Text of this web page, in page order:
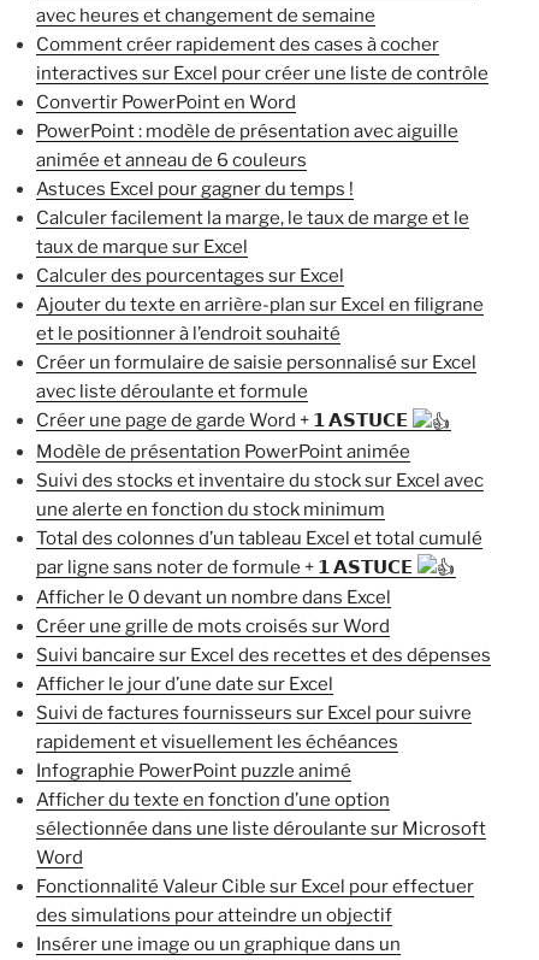
avec heures et changement de semaine
Comment créer rapidement des cases à cocher
interactives sur Excel pour créer une liste de contrôle
Convertir PowerPoint en Word
PowerPoint : modèle de présentation avec aiguille
animée et anneau de 6 couleurs
Astuces Excel pour gagner du temps !
Calculer facilement la marge, le taux de marge et le
taux de marque sur Excel
Calculer des pourcentages sur Excel
Ajouter du texte en arrière-plan sur Excel en filigrane
et le positionner à l’endroit souhaité
Créer un formulaire de saisie personnalisé sur Excel
avec liste déroulante et formule
Créer une page de garde Word + 𝟭 𝗔𝗦𝗧𝗨𝗖𝗘
Modèle de présentation PowerPoint animée
Suivi des stocks et inventaire du stock sur Excel avec
une alerte en fonction du stock minimum
Total des colonnes d’un tableau Excel et total cumulé
par ligne sans noter de formule + 𝟭 𝗔𝗦𝗧𝗨𝗖𝗘
Afficher le 0 devant un nombre dans Excel
Créer une grille de mots croisés sur Word
Suivi bancaire sur Excel des recettes et des dépenses
Afficher le jour d’une date sur Excel
Suivi de factures fournisseurs sur Excel pour suivre
rapidement et visuellement les échéances
Infographie PowerPoint puzzle animé
Afficher du texte en fonction d’une option
sélectionnée dans une liste déroulante sur Microsoft
Word
Fonctionnalité Valeur Cible sur Excel pour effectuer
des simulations pour atteindre un objectif
Insérer une image ou un graphique dans un